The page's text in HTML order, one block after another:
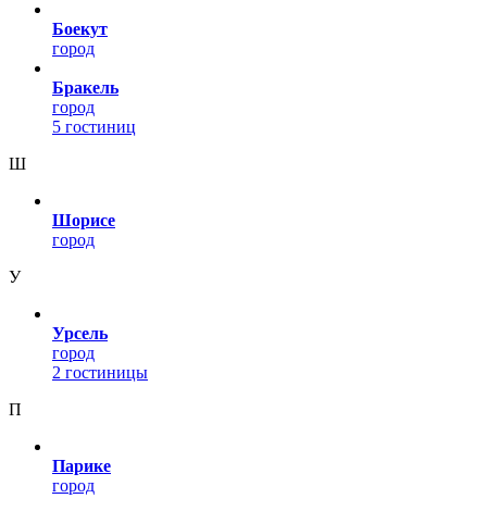
Боекут
город
Бракель
город
5 гостиниц
Ш
Шорисе
город
У
Урсель
город
2 гостиницы
П
Парике
город